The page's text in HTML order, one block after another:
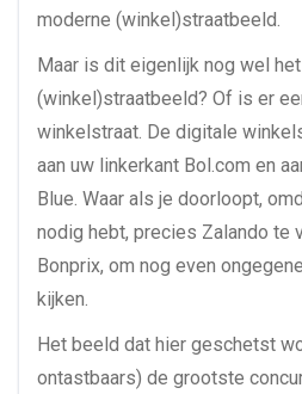
moderne (winkel)straatbeeld.
Maar is dit eigenlijk nog wel
(winkel)straatbeeld? Of is er
winkelstraat. De digitale
aan uw linkerkant Bol.com en
Blue. Waar als je doorloopt,
nodig hebt, precies Zalando te
Bonprix, om nog even
kijken.
Het beeld dat hier geschetst
ontastbaars) de grootste